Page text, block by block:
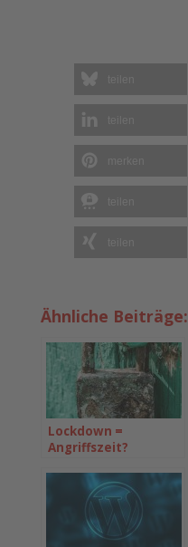
Ähnliche Beiträge:
Lockdown =
Angriffszeit?